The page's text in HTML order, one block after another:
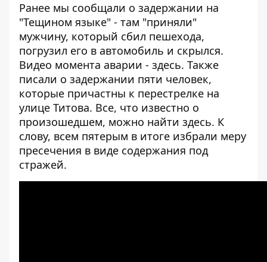
Ранее мы сообщали о задержании на
"Тещином языке" - там "приняли"
мужчину, который сбил пешехода,
погрузил его в автомобиль и скрылся.
Видео момента аварии - здесь. Также
писали о задержании пяти человек,
которые причастны к перестрелке на
улице Титова. Все, что известно о
произошедшем, можно найти здесь. К
слову, всем пятерым в итоге избрали меру
пресечения в виде содержания под
стражей.